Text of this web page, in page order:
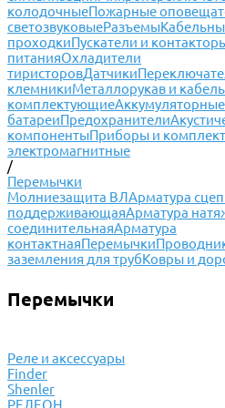
колодочныеПожарные
светозвуковыеРазъемы
проходкиПускатели и
питанияОхладители
тиристоровДатчики
клемникиМеталлорукав и
комплектующиеАккумуляторные
батареиПредохранители
компонентыПриборы и
электромагнитные
/
Перемычки
Молниезащита ВЛАрматура
поддерживающаяАрматура
соединительнаяАрматура
контактнаяПеремычки
заземления для трубКовры и
Перемычки
Реле и аксессуары
Finder
Shenler
РЕЛЕОН